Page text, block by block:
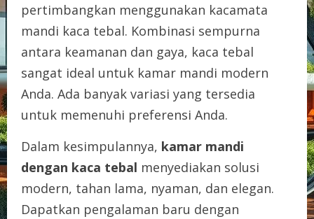
pertimbangkan menggunakan kacamata
mandi kaca tebal. Kombinasi sempurna
antara keamanan dan gaya, kaca tebal
sangat ideal untuk kamar mandi modern
Anda. Ada banyak variasi yang tersedia
untuk memenuhi preferensi Anda.
Dalam kesimpulannya, kamar mandi
dengan kaca tebal menyediakan solusi
modern, tahan lama, nyaman, dan elegan.
Dapatkan pengalaman baru dengan